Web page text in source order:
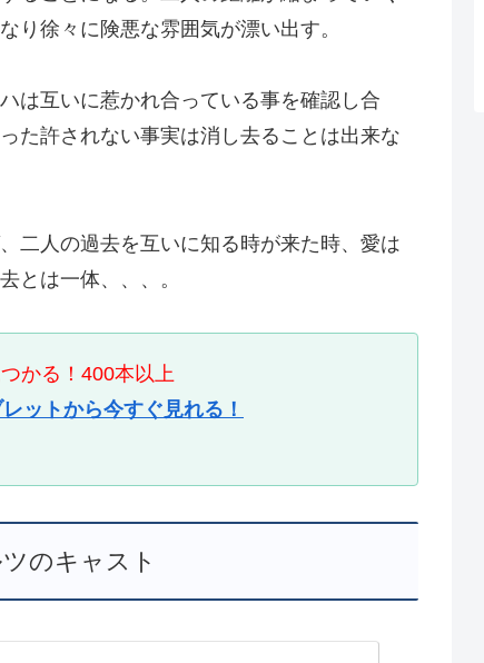
り徐々に険悪な雰囲気が漂い出す。
は互いに惹かれ合っている事を確認し合
た許されない事実は消し去ることは出来な
二人の過去を互いに知る時が来た時、愛は
とは一体、、、。
かる！400本以上
ットから今すぐ見れる！
のキャスト